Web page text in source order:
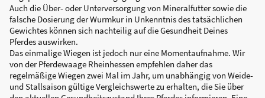
Auch die Über- oder Unterversorgung von Mineralfutter sowie die
falsche Dosierung der Wurmkur in Unkenntnis des tatsächlichen
Gewichtes können sich nachteilig auf die Gesundheit Deines
Pferdes auswirken.
Das einmalige Wiegen ist jedoch nur eine Momentaufnahme. Wir
von der Pferdewaage Rheinhessen empfehlen daher das
regelmäßige Wiegen zwei Mal im Jahr, um unabhängig von Weide-
und Stallsaison gültige Vergleichswerte zu erhalten, die Sie über